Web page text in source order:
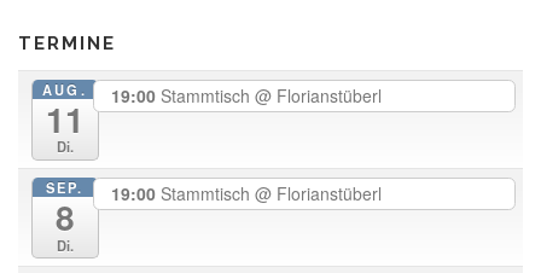
TERMINE
AUG.
11
Di.
19:00 Stammtisch @ Florianstüberl
SEP.
8
Di.
19:00 Stammtisch @ Florianstüberl